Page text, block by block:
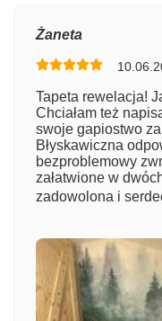
Numer
Imię
Żaneta
Tapeta rewelacja!
Chciałam też
swoje gapiostwo
Błyskawiczna
bezproblemowy
załatwione w
zadowolona i